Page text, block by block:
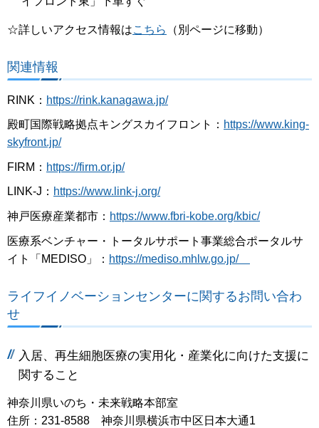
☆詳しいアクセス情報はこちら （別ページに移動）
関連情報
RINK： https://rink.kanagawa.jp/
殿町国際戦略拠点キングスカイフロント： https://www.king-
skyfront.jp/
FIRM： https://firm.or.jp/
LINK-J： https://www.link-j.org/
神戸医療産業都市： https://www.fbri-kobe.org/kbic/
医療系ベンチャー・トータルサポート事業総合ポータルサ
イト「MEDISO」： https://mediso.mhlw.go.jp/
ライフイノベーションセンターに関するお問い合わ
せ
入居、再生細胞医療の実用化・産業化に向けた支援に
関すること
神奈川県いのち・未来戦略本部室
住所：231-8588 神奈川県横浜市中区日本大通1